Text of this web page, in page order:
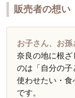
販売者の想い
お子さん、お孫
奈良の地に根ざ
のは「自分の子
使わせたい・
です。